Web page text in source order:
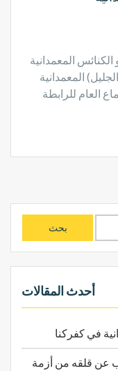
اجتمع ممثلو الكنائس المعمدانية
المعمدانية
العام للرابطة
أحدث المقالات
في كفركنا
عن قلقه من أزمة